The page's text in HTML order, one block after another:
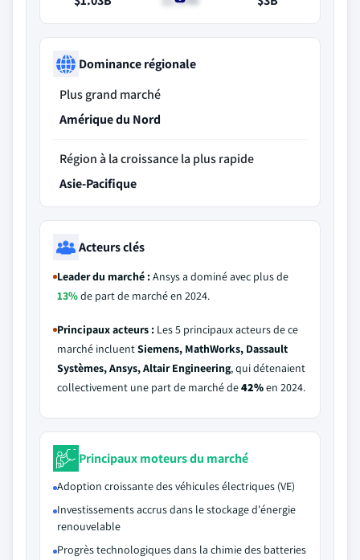
Dominance régionale
Plus grand marché
Amérique du Nord
Région à la croissance la plus rapide
Asie-Pacifique
Acteurs clés
Leader du marché :Ansys a dominé avec plus de
13%de part de marché en 2024.
Principaux acteurs : Les 5 principaux acteurs de ce
marché incluentSiemens, MathWorks, Dassault
Systèmes, Ansys, Altair Engineering, qui détenaient
collectivement une part de marché de42%en 2024.
Principaux moteurs du marché
Adoption croissante des véhicules électriques (VE)
Investissements accrus dans le stockage d'énergie
renouvelable
Progrès technologiques dans la chimie des batteries